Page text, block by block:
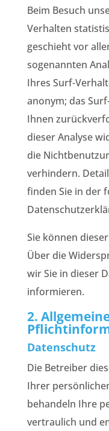
Beim Besuch
Verhalten
geschieht vor
sogenannten
Ihres Surf-
anonym; das
Ihnen
dieser Analyse
die
verhindern.
finden Sie in der
Sie können
Über die
wir Sie in dieser
informieren.
2.
Datenschutz
Die Betreiber
Ihrer
behandeln Ihre
vertraulich und